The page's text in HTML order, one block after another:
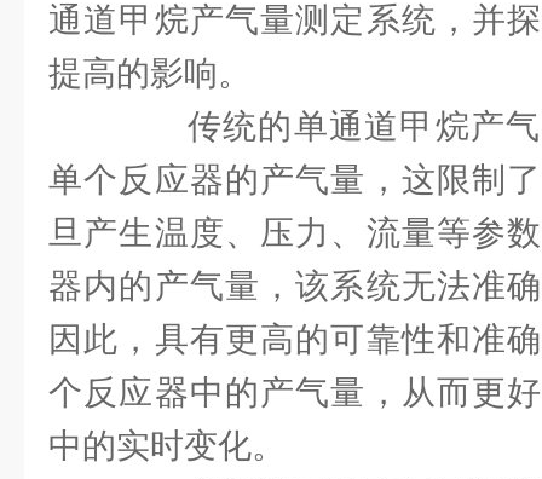
通道甲烷产气量测定系统，并
提高的影响。
传统的单通道甲烷产气
单个反应器的产气量，这限制
旦产生温度、压力、流量等参
器内的产气量，该系统无法准
因此，具有更高的可靠性和准
个反应器中的产气量，从而更
中的实时变化。